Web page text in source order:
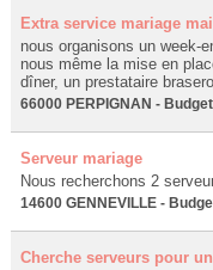
Extra service mariage
nous organisons un week-
nous même la mise en
dîner, un prestataire
66000 PERPIGNAN -
Serveur mariage
Nous recherchons 2
14600 GENNEVILLE -
Cherche serveurs pour